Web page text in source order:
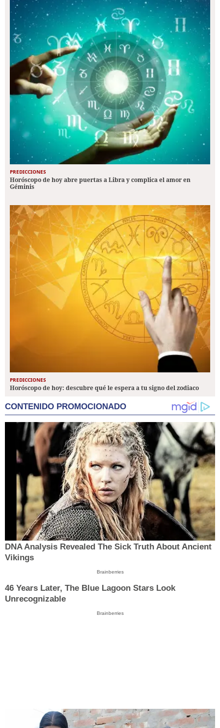
PREDICCIONES
Horóscopo de hoy abre puertas a Libra y complica el amor en
Géminis
PREDICCIONES
Horóscopo de hoy: descubre qué le espera a tu signo del zodiaco
CONTENIDO PROMOCIONADO
DNA Analysis Revealed The Sick Truth About Ancient
Vikings
Brainberries
46 Years Later, The Blue Lagoon Stars Look
Unrecognizable
Brainberries